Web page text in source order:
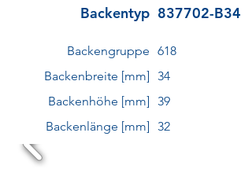
Backentyp 837702-B34
Backengruppe 618
Backenbreite [mm] 34
Backenhöhe [mm] 39
Backenlänge [mm] 32